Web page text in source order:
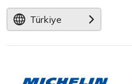
Türkiye